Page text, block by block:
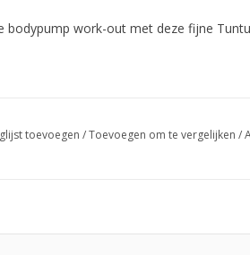
bodypump work-out met deze fijne
toevoegen /Toevoegen om te vergelijken /